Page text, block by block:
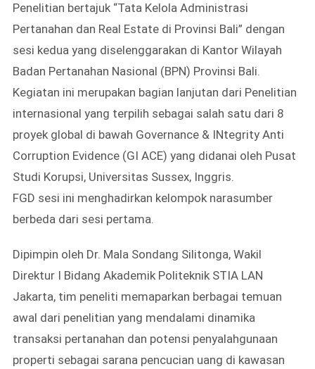
Penelitian bertajuk “Tata Kelola Administrasi
Pertanahan dan Real Estate di Provinsi Bali” dengan
sesi kedua yang diselenggarakan di Kantor Wilayah
Badan Pertanahan Nasional (BPN) Provinsi Bali.
Kegiatan ini merupakan bagian lanjutan dari Penelitian
internasional yang terpilih sebagai salah satu dari 8
proyek global di bawah Governance & INtegrity Anti
Corruption Evidence (GI ACE) yang didanai oleh Pusat
Studi Korupsi, Universitas Sussex, Inggris.
FGD sesi ini menghadirkan kelompok narasumber
berbeda dari sesi pertama.
Dipimpin oleh Dr. Mala Sondang Silitonga, Wakil
Direktur I Bidang Akademik Politeknik STIA LAN
Jakarta, tim peneliti memaparkan berbagai temuan
awal dari penelitian yang mendalami dinamika
transaksi pertanahan dan potensi penyalahgunaan
properti sebagai sarana pencucian uang di kawasan